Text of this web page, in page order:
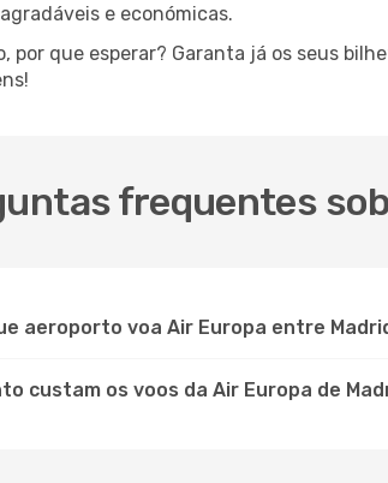
e económicas.
por que esperar? Garanta já os seus
frequentes
aeroporto voa Air Europa entre
custam os voos da Air Europa de